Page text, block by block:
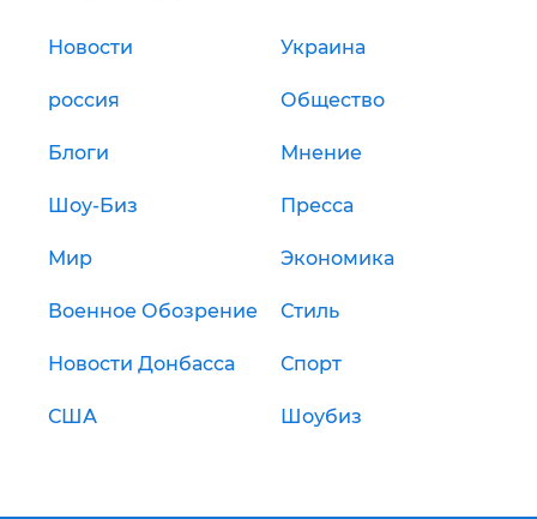
Новости Украина
россия Общество
Блоги Мнение
Шоу-Биз Пресса
Мир Экономика
Военное Обозрение Стиль
Новости Донбасса Спорт
США Шоубиз